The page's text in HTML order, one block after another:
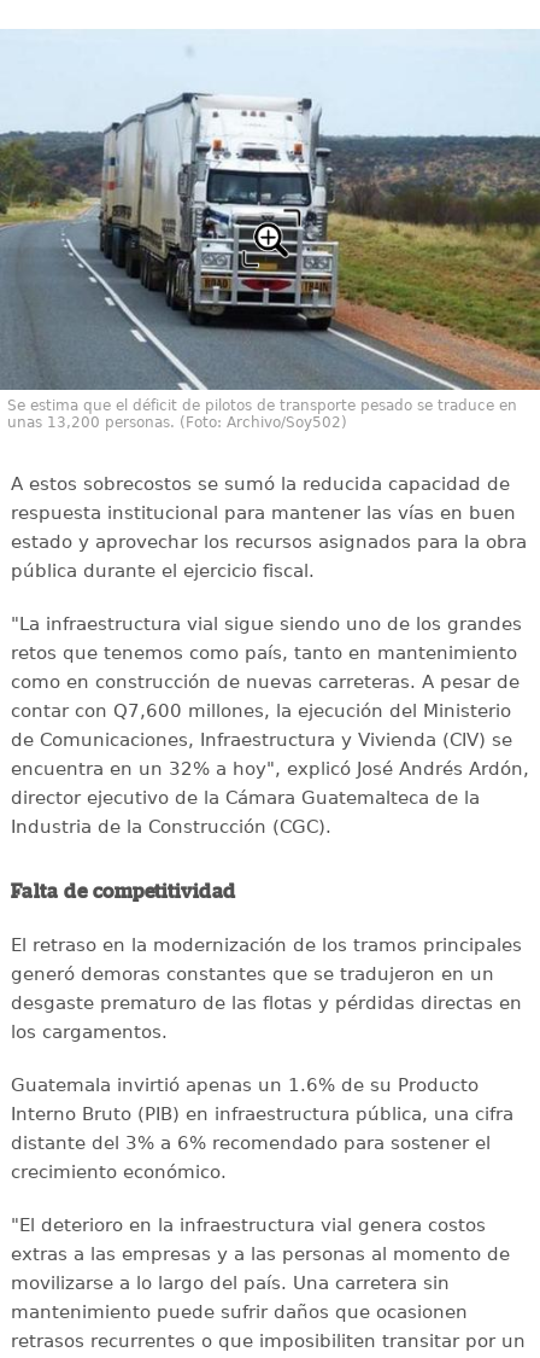
Se estima que el déficit de pilotos de transporte pesado se traduce en
unas 13,200 personas. (Foto: Archivo/Soy502)
A estos sobrecostos se sumó la reducida capacidad de
respuesta institucional para mantener las vías en buen
estado y aprovechar los recursos asignados para la obra
pública durante el ejercicio fiscal.
"La infraestructura vial sigue siendo uno de los grandes
retos que tenemos como país, tanto en mantenimiento
como en construcción de nuevas carreteras. A pesar de
contar con Q7,600 millones, la ejecución del Ministerio
de Comunicaciones, Infraestructura y Vivienda (CIV) se
encuentra en un 32% a hoy", explicó José Andrés Ardón,
director ejecutivo de la Cámara Guatemalteca de la
Industria de la Construcción (CGC).
Falta de competitividad
El retraso en la modernización de los tramos principales
generó demoras constantes que se tradujeron en un
desgaste prematuro de las flotas y pérdidas directas en
los cargamentos.
Guatemala invirtió apenas un 1.6% de su Producto
Interno Bruto (PIB) en infraestructura pública, una cifra
distante del 3% a 6% recomendado para sostener el
crecimiento económico.
"El deterioro en la infraestructura vial genera costos
extras a las empresas y a las personas al momento de
movilizarse a lo largo del país. Una carretera sin
mantenimiento puede sufrir daños que ocasionen
retrasos recurrentes o que imposibiliten transitar por un